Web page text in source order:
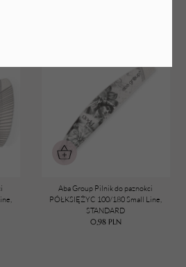
Aba Group Pilnik do paznokci
PÓŁKSIĘŻYC 100/180 Small Line,
STANDARD
0,98 PLN